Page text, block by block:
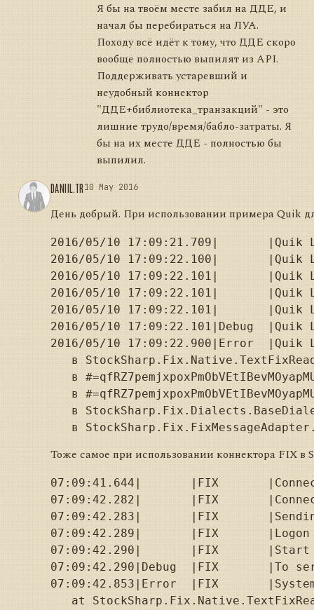
Я бы на твоём месте забил на ДДЕ, и
начал бы перебираться на ЛУА.
Походу всё идёт к тому, что ДДЕ скоро
вообще полноcтью выпилят из API.
Поддерживать устаревший и
неудобный коннектор
"ДДЕ+библиотека_транзакций" - это
лишние трудо/время/бабло-затраты. Я
бы на их месте ДДЕ - полностью бы
выпилил.
DANIIL.TR10 May 2016
День добрый. При использовании примера Quik
2016/05/10 17:09:21.709|       |Quik
2016/05/10 17:09:22.100|       |Quik
2016/05/10 17:09:22.101|       |Quik
2016/05/10 17:09:22.101|       |Quik
2016/05/10 17:09:22.101|       |Quik
2016/05/10 17:09:22.101|Debug  |Quik
2016/05/10 17:09:22.900|Error  |Quik
в
в
в
в
Тоже самое при использовании коннектора FIX в
07:09:41.644|       |FIX
07:09:42.282|       |FIX
07:09:42.283|       |FIX
07:09:42.289|       |FIX       |Logon
07:09:42.290|       |FIX       |Start
07:09:42.290|Debug  |FIX       |To server:
07:09:42.853|Error  |FIX
at